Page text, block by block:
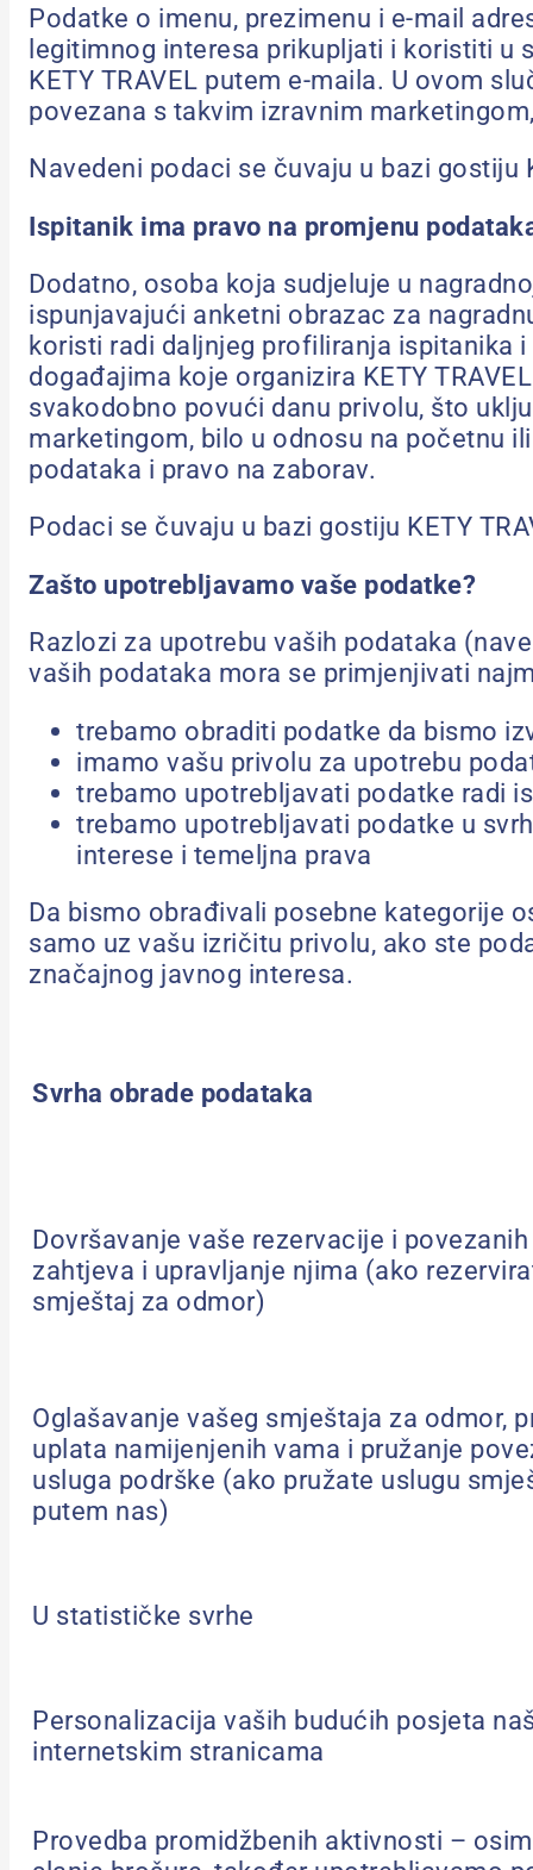
Podatke o imenu, prezimenu i e-mail
legitimnog interesa prikupljati i koristiti u
KETY TRAVEL putem e-maila. U ovom
povezana s takvim izravnim
Navedeni podaci se čuvaju u bazi gostiju
Ispitanik ima pravo na promjenu
Dodatno, osoba koja sudjeluje u
ispunjavajući anketni obrazac za
koristi radi daljnjeg profiliranja ispitanika
događajima koje organizira KETY
svakodobno povući danu privolu, što
marketingom, bilo u odnosu na početnu
podataka i pravo na zaborav.
Podaci se čuvaju u bazi gostiju KETY
Zašto upotrebljavamo vaše podatke?
Razlozi za upotrebu vaših podataka
vaših podataka mora se primjenjivati
trebamo obraditi podatke da bismo
imamo vašu privolu za upotrebu
trebamo upotrebljavati podatke radi
trebamo upotrebljavati podatke u
interese i temeljna prava
Da bismo obrađivali posebne kategorije
samo uz vašu izričitu privolu, ako ste
značajnog javnog interesa.
Svrha obrade podataka
Dovršavanje vaše rezervacije i povezanih
zahtjeva i upravljanje njima (ako
smještaj za odmor)
Oglašavanje vašeg smještaja za odmor,
uplata namijenjenih vama i pružanje
usluga podrške (ako pružate uslugu
putem nas)
U statističke svrhe
Personalizacija vaših budućih posjeta
internetskim stranicama
Provedba promidžbenih aktivnosti –